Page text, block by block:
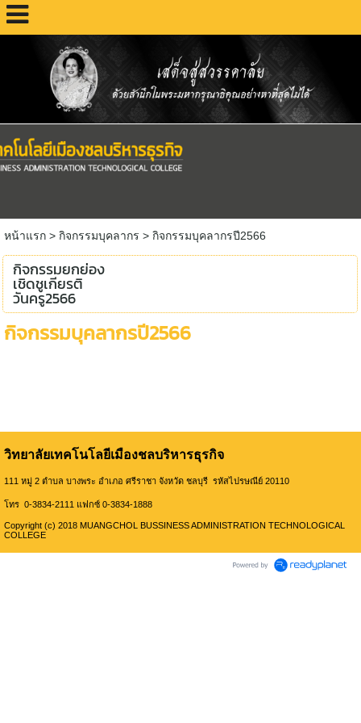
หน้าแรก> กิจกรรมบุคลากร > กิจกรรมบุคลากรปี2566
กิจกรรมยกย่อง
เชิดชูเกียรติ
วันครู2566
กิจกรรมบุคลากรปี2566
วิทยาลัยเทคโนโลยีเมืองชลบริหารธุรกิจ
111 หมู่ 2 ตำบล บางพระ อำเภอ ศรีราชา จังหวัด ชลบุรี รหัสไปรษณีย์ 20110
โทร 0-3834-2111 แฟกซ์ 0-3834-1888
Copyright (c) 2018 MUANGCHOL BUSSINESS ADMINISTRATION TECHNOLOGICAL
COLLEGE